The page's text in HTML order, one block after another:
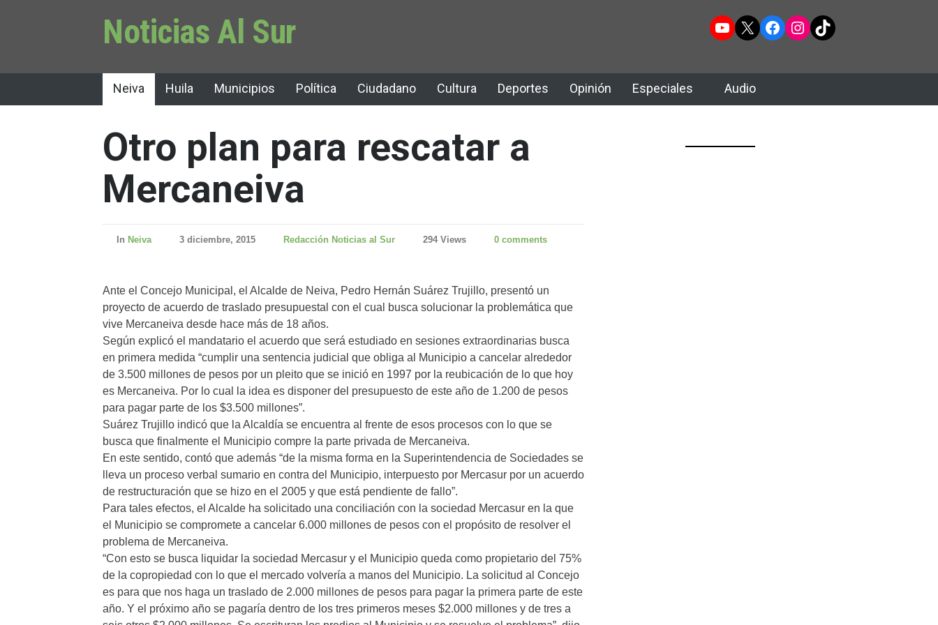
Noticias Al Sur YouTube
X Facebook
Instagram
TikTok
Neiva Huila Municipios Política Ciudadano Cultura Deportes Opinión Especiales Audio
Otro plan para rescatar a
Mercaneiva
In Neiva 3 diciembre, 2015 Redacción Noticias al Sur 294 Views 0 comments
Ante el Concejo Municipal, el Alcalde de Neiva, Pedro Hernán Suárez Trujillo, presentó un
proyecto de acuerdo de traslado presupuestal con el cual busca solucionar la problemática que
vive Mercaneiva desde hace más de 18 años.
Según explicó el mandatario el acuerdo que será estudiado en sesiones extraordinarias busca
en primera medida “cumplir una sentencia judicial que obliga al Municipio a cancelar alrededor
de 3.500 millones de pesos por un pleito que se inició en 1997 por la reubicación de lo que hoy
es Mercaneiva. Por lo cual la idea es disponer del presupuesto de este año de 1.200 de pesos
para pagar parte de los $3.500 millones”.
Suárez Trujillo indicó que la Alcaldía se encuentra al frente de esos procesos con lo que se
busca que finalmente el Municipio compre la parte privada de Mercaneiva.
En este sentido, contó que además “de la misma forma en la Superintendencia de Sociedades se
lleva un proceso verbal sumario en contra del Municipio, interpuesto por Mercasur por un acuerdo
de restructuración que se hizo en el 2005 y que está pendiente de fallo”.
Para tales efectos, el Alcalde ha solicitado una conciliación con la sociedad Mercasur en la que
el Municipio se compromete a cancelar 6.000 millones de pesos con el propósito de resolver el
problema de Mercaneiva.
“Con esto se busca liquidar la sociedad Mercasur y el Municipio queda como propietario del 75%
de la copropiedad con lo que el mercado volvería a manos del Municipio. La solicitud al Concejo
es para que nos haga un traslado de 2.000 millones de pesos para pagar la primera parte de este
año. Y el próximo año se pagaría dentro de los tres primeros meses $2.000 millones y de tres a